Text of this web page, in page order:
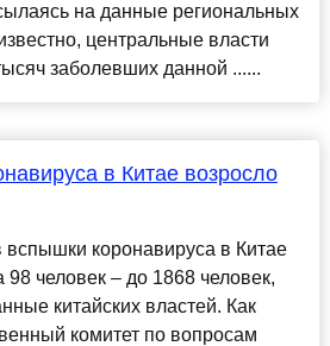
на данные региональных
центральные власти
заболевших данной ......
в Китае возросло
коронавируса в Китае
98 человек – до 1868 человек,
китайских властей. Как
комитет по вопросам